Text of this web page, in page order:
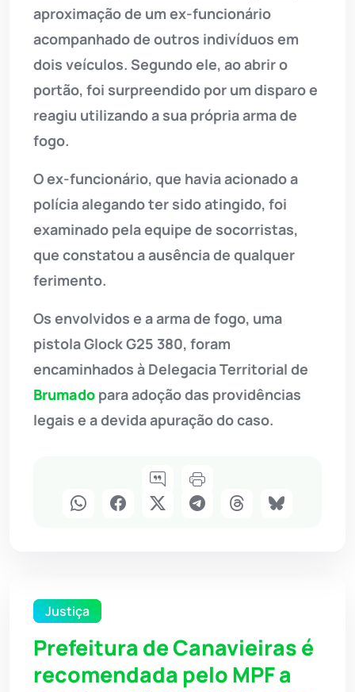
aproximação de um ex-funcionário
acompanhado de outros indivíduos em
dois veículos. Segundo ele, ao abrir o
portão, foi surpreendido por um disparo e
reagiu utilizando a sua própria arma de
fogo.
O ex-funcionário, que havia acionado a
polícia alegando ter sido atingido, foi
examinado pela equipe de socorristas,
que constatou a ausência de qualquer
ferimento.
Os envolvidos e a arma de fogo, uma
pistola Glock G25 380, foram
encaminhados à Delegacia Territorial de
Brumado para adoção das providências
legais e a devida apuração do caso.
Justiça
Prefeitura de Canavieiras é
recomendada pelo MPF a